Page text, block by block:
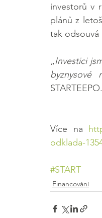
investorů v
plánů z
tak
„Investici
byznysové
STARTEEPO.
Více na
odklada-
#START
Financování